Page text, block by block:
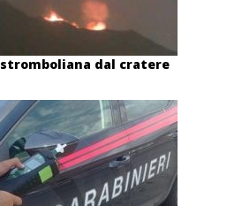
dal cratere